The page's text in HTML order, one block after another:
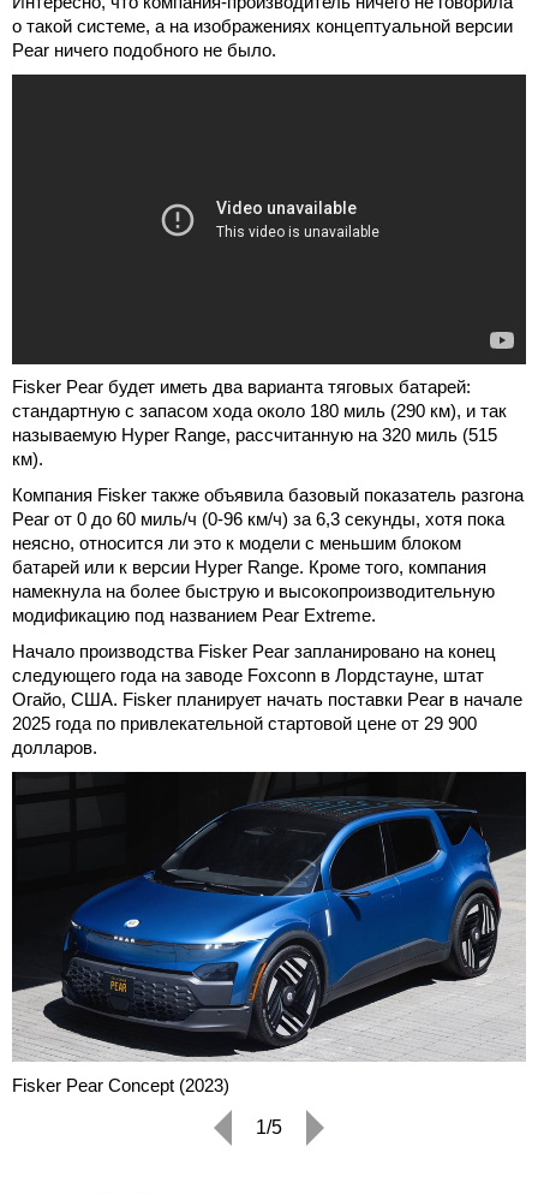
о такой системе, а на изображениях концептуальной версии
Pear ничего подобного не было.
Fisker Pear будет иметь два варианта тяговых батарей:
стандартную с запасом хода около 180 миль (290 км), и так
называемую Hyper Range, рассчитанную на 320 миль (515
км).
Компания Fisker также объявила базовый показатель разгона
Pear от 0 до 60 миль/ч (0-96 км/ч) за 6,3 секунды, хотя пока
неясно, относится ли это к модели с меньшим блоком
батарей или к версии Hyper Range. Кроме того, компания
намекнула на более быструю и высокопроизводительную
модификацию под названием Pear Extreme.
Начало производства Fisker Pear запланировано на конец
следующего года на заводе Foxconn в Лордстауне, штат
Огайо, США. Fisker планирует начать поставки Pear в начале
2025 года по привлекательной стартовой цене от 29 900
долларов.
Fisker Pear Concept (2023)
1/5